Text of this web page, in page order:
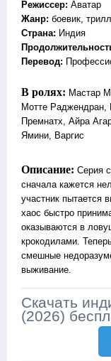
Режиссер: Аватар
Жанр: боевик,
Страна: Индия
Перевод:
В ролях: Мастар
Мотте Раджендран,
Премнатх, Айра
Ямини, Варгис
Описание: Серия
сначала кажется
участник пытается
хаос быстро
оказываются в
крокодилами.
смешные
выживание.
Скачать
(2026)